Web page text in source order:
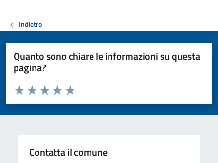
Indietro
Quanto sono chiare le informazioni su questa
pagina?
Valuta da 1 a 5 stelle la pagina
Valuta 5 stelle su 5
Valuta 4 stelle su 5
Valuta 3 stelle su 5
Valuta 2 stelle su 5
Valuta 1 stelle su 5
Contatta il comune